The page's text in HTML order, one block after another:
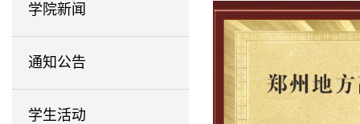
学院新闻
通知公告
学生活动